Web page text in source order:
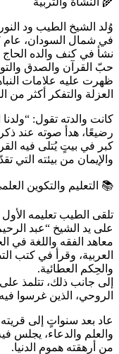
وُلد الشيخ الطيب ود
نشأ في كنف والده الحاج
حبّ القرآن والصدق
ظهرت عليه علامات
العزلة والتفكر أكثر من
كانت والدته تقول:
رضيعًا، هدأ صوته عند ذكر
كبر في بيتٍ يُتلى فيه
والإيمان من بيئته التي
📚 التعليم والتكوين
تلقى الطيب تعليمه
على يد الشيخ “عبد
معاهد الفقه واللغة في
العربية، وقرأ في كتب
والحِكم العطائية.
إلى جانب ذلك، تتلمذ
الروحي، الذين غرسوا
عاد بعد سنواتٍ إلى
والعلم والدعاء، يجلس
من أرهقته هموم الدنيا.